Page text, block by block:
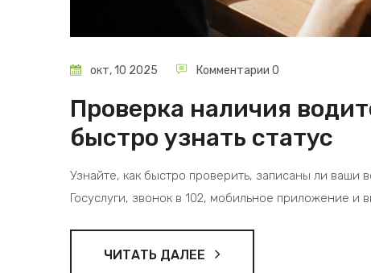
окт, 10 2025 Комментарии 0
Проверка наличия
быстро узнать статус
Узнайте, как быстро проверить, записаны ли ваши
Госуслуги, звонок в 102, мобильное приложение и
ЧИТАТЬ ДАЛЕЕ